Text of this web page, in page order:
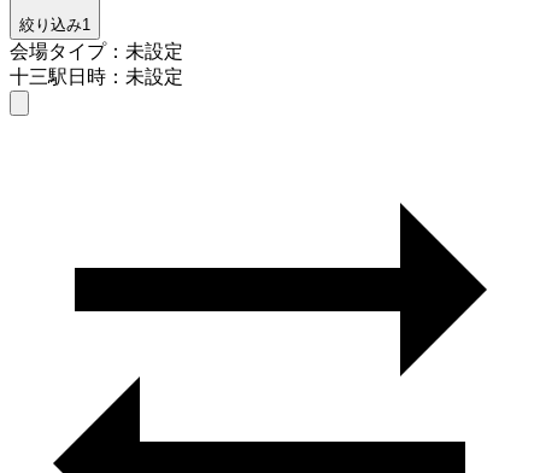
絞り込み1
会場タイプ：未設定
十三駅日時：未設定